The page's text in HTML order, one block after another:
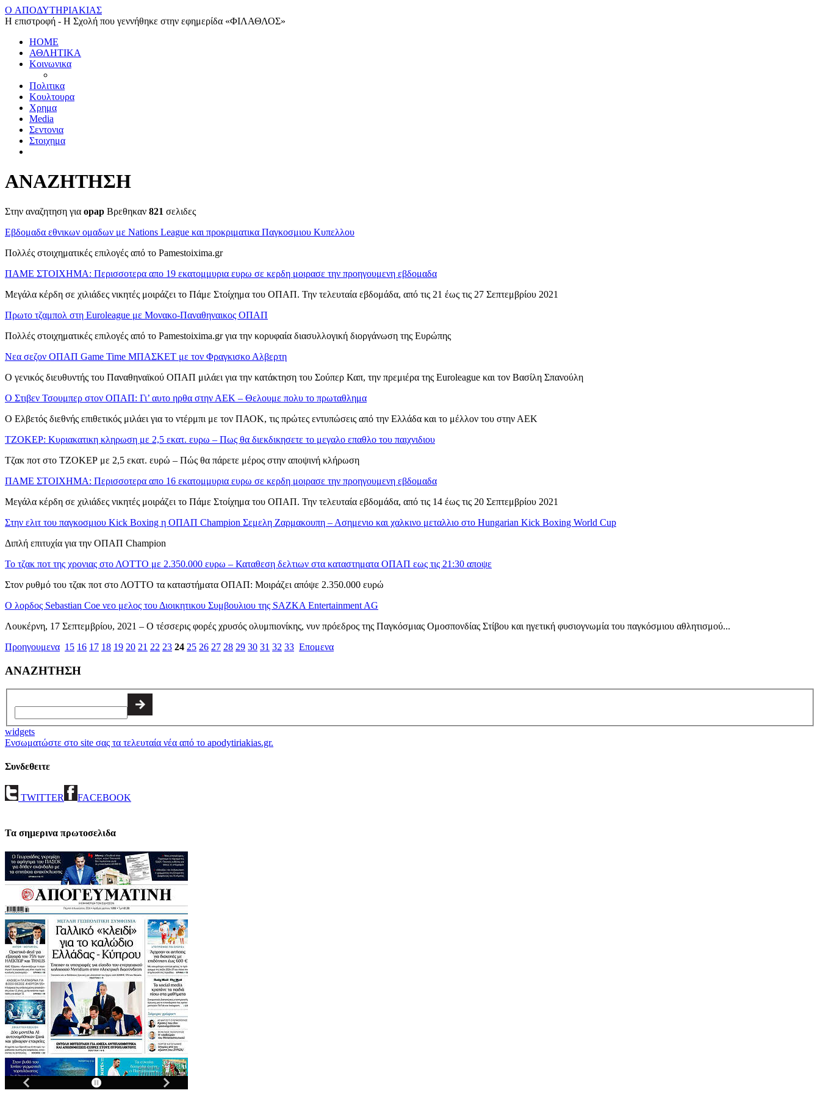
O ΑΠΟΔΥΤΗΡΙΑΚΙΑΣ
Η επιστροφή - Η Σχολή που γεννήθηκε στην εφημερίδα «ΦΙΛΑΘΛΟΣ»
HOME
ΑΘΛΗΤΙΚΑ
Κοινωνικα
Πολιτικα
Κουλτουρα
Χρημα
Media
Σεντονια
Στοιχημα
ΑΝΑΖΗΤΗΣΗ
Στην αναζητηση για opap Βρεθηκαν 821 σελιδες
Εβδομαδα εθνικων ομαδων με Nations League και προκριματικα Παγκοσμιου Κυπελλου
Πολλές στοιχηματικές επιλογές από το Pamestoixima.gr
ΠΑΜΕ ΣΤΟΙΧΗΜΑ: Περισσοτερα απο 19 εκατομμυρια ευρω σε κερδη μοιρασε την προηγουμενη εβδομαδα
Μεγάλα κέρδη σε χιλιάδες νικητές μοιράζει το Πάμε Στοίχημα του ΟΠΑΠ. Την τελευταία εβδομάδα, από τις 21 έως τις 27 Σεπτεμβρίου 2021
Πρωτο τζαμπολ στη Euroleague με Μονακο-Παναθηναικος ΟΠΑΠ
Πολλές στοιχηματικές επιλογές από το Pamestoixima.gr για την κορυφαία διασυλλογική διοργάνωση της Ευρώπης
Νεα σεζον ΟΠΑΠ Game Time ΜΠΑΣΚΕΤ με τον Φραγκισκο Αλβερτη
Ο γενικός διευθυντής του Παναθηναϊκού ΟΠΑΠ μιλάει για την κατάκτηση του Σούπερ Καπ, την πρεμιέρα της Euroleague και τον Βασίλη Σπανούλη
Ο Στιβεν Τσουμπερ στον ΟΠΑΠ: Γι’ αυτο ηρθα στην ΑΕΚ – Θελουμε πολυ το πρωταθλημα
Ο Ελβετός διεθνής επιθετικός μιλάει για το ντέρμπι με τον ΠΑΟΚ, τις πρώτες εντυπώσεις από την Ελλάδα και το μέλλον του στην ΑΕΚ
ΤΖΟΚΕΡ: Κυριακατικη κληρωση με 2,5 εκατ. ευρω – Πως θα διεκδικησετε το μεγαλο επαθλο του παιχνιδιου
Τζακ ποτ στο ΤΖΟΚΕΡ με 2,5 εκατ. ευρώ – Πώς θα πάρετε μέρος στην αποψινή κλήρωση
ΠΑΜΕ ΣΤΟΙΧΗΜΑ: Περισσοτερα απο 16 εκατομμυρια ευρω σε κερδη μοιρασε την προηγουμενη εβδομαδα
Μεγάλα κέρδη σε χιλιάδες νικητές μοιράζει το Πάμε Στοίχημα του ΟΠΑΠ. Την τελευταία εβδομάδα, από τις 14 έως τις 20 Σεπτεμβρίου 2021
Στην ελιτ του παγκοσμιου Kick Boxing η ΟΠΑΠ Champion Σεμελη Ζαρμακουπη – Ασημενιο και χαλκινο μεταλλιο στο Hungarian Kick Boxing World Cup
Διπλή επιτυχία για την ΟΠΑΠ Champion
Το τζακ ποτ της χρονιας στο ΛΟΤΤΟ με 2.350.000 ευρω – Καταθεση δελτιων στα καταστηματα ΟΠΑΠ εως τις 21:30 αποψε
Στον ρυθμό του τζακ ποτ στο ΛΟΤΤΟ τα καταστήματα ΟΠΑΠ: Μοιράζει απόψε 2.350.000 ευρώ
Ο λορδος Sebastian Coe νεο μελος του Διοικητικου Συμβουλιου της SAZKA Entertainment AG
Λουκέρνη, 17 Σεπτεμβρίου, 2021 – Ο τέσσερις φορές χρυσός ολυμπιονίκης, νυν πρόεδρος της Παγκόσμιας Ομοσπονδίας Στίβου και ηγετική φυσιογνωμία του παγκόσμιου αθλητισμού...
Προηγουμενα 15 16 17 18 19 20 21 22 23 24 25 26 27 28 29 30 31 32 33 Επομενα
ΑΝΑΖΗΤΗΣΗ
widgets
Ενσωματώστε στο site σας τα τελευταία νέα από το apodytiriakias.gr.
Συνδεθειτε
TWITTER FACEBOOK
Τα σημερινα πρωτοσελιδα